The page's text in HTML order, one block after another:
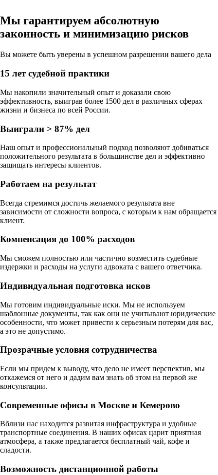
Мы гарантируем абсолютную
законность и минимизацию рисков
Вы можете быть уверены в успешном разрешении вашего дела
15 лет судебной практики
Мы накопили значительный опыт и доказали свою
эффективность, выиграв более 1500 дел в различных сферах
жизни и бизнеса по всей России.
Выиграли > 87% дел
Наш опыт и профессиональный подход позволяют добиваться
положительного результата в большинстве дел и эффективно
защищать интересы клиентов.
Работаем на результат
Всегда стремимся достичь желаемого результата вне
зависимости от сложности вопроса, с которым к нам обращается
клиент.
Компенсация до 100% расходов
Мы сможем полностью или частично возместить судебные
издержки и расходы на услуги адвоката с вашего ответчика.
Индивидуальная подготовка исков
Мы готовим индивидуальные иски. Мы не используем
шаблонные документы, так как они не учитывают юридические
особенности, что может привести к серьезным потерям для вас,
а это не допустимо.
Прозрачные условия сотрудничества
Если мы придем к выводу, что дело не имеет перспектив, мы
откажемся от него и дадим вам знать об этом на первой же
консультации.
Современные офисы в Москве и Кемерово
Вблизи нас находится развитая инфраструктура и удобные
транспортные соединения. В наших офисах царит приятная
атмосфера, а также предлагается бесплатный чай, кофе и
сладости.
Возможность дистанционной работы